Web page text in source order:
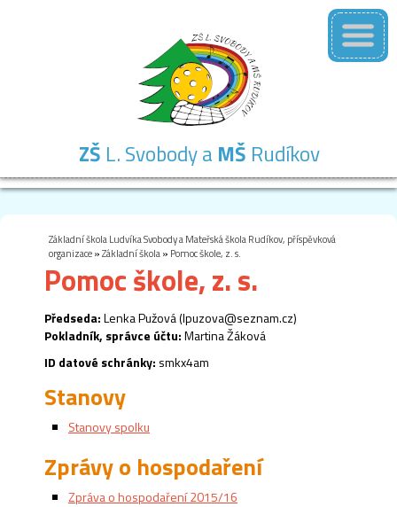
ZŠ L. Svobody a MŠ Rudíkov
Základní škola Ludvíka Svobody a Mateřská škola Rudíkov, příspěvková
organizace»Základní škola» Pomoc škole, z. s.
Pomoc škole, z. s.
Předseda:Lenka Pužová (lpuzova@seznam.cz)
Pokladník, správce účtu:Martina Žáková
ID datové schránky: smkx4am
Stanovy
Stanovy spolku
Zprávy o hospodaření
Zpráva o hospodaření 2015/16